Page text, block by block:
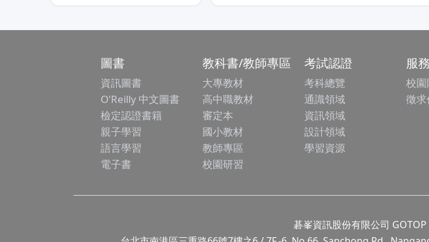
圖書
資訊圖書
O'Reilly 中文圖書
檢定認證書籍
親子學習
語言學習
電子書
教科書/教師專區
大專教材
高中職教材
審定本
國小教材
教師專區
校園研習
考試認證
考科總覽
通識領域
資訊領域
設計領域
學習資源
服
校
徵
碁峯資訊股份有限公司